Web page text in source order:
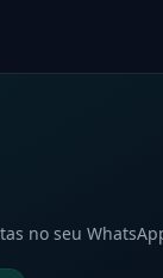
no seu